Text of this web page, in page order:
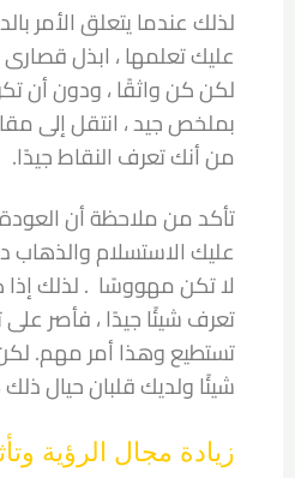
لذلك عندما يتعلق الأمر
عليك تعلمها ، ابذل
لكن كن واثقًا ، ودون أن
بملخص جيد ، انتقل إلى
من أنك تعرف النقاط جيدًا.
تأكد من ملاحظة أن العودة
عليك الاستسلام
لا تكن مهووسًا . لذلك إذا
تعرف شيئًا جيدًا ، فأصر
تستطيع وهذا أمر مهم.
شيئًا ولديك قلبان حيال ذلك
زيادة مجال الرؤية